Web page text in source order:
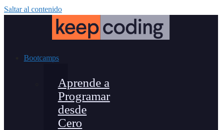
Saltar al contenido
Bootcamps
Aprende a
Programar
desde
Cero